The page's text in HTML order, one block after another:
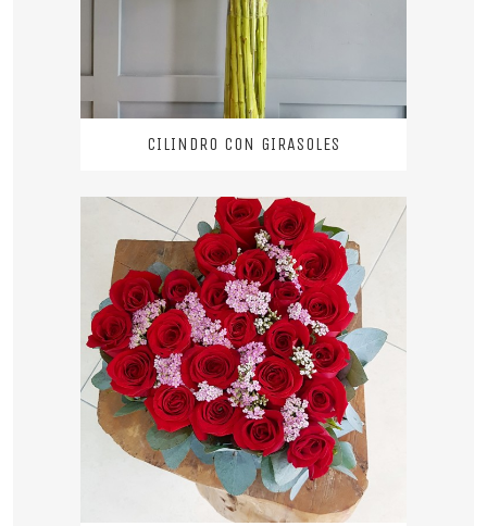
CILINDRO CON GIRASOLES